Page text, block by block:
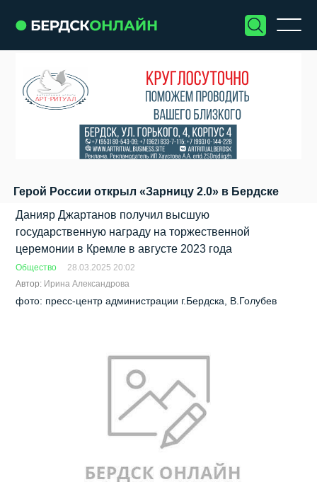
Герой России открыл «Зарницу 2.0» в Бердске
Данияр Джартанов получил высшую
государственную награду на торжественной
церемонии в Кремле в августе 2023 года
Общество
28.03.2025 20:02
Автор: Ирина Александрова
фото: пресс-центр администрации г.Бердска, В.Голубев